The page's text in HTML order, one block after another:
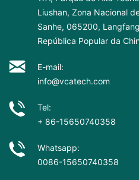
Liushan, Zona Nacional
Sanhe, 065200,
República Popular da
E-mail:
info@vcatech.com
Tel:
+ 86-15650740358
Whatsapp:
0086-15650740358